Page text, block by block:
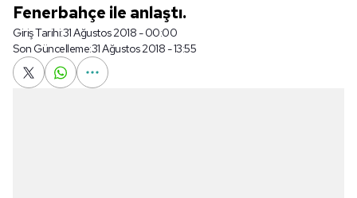
Fenerbahçe ile anlaştı.
Giriş Tarihi:31 Ağustos 2018 - 00:00
Son Güncelleme:31 Ağustos 2018 - 13:55